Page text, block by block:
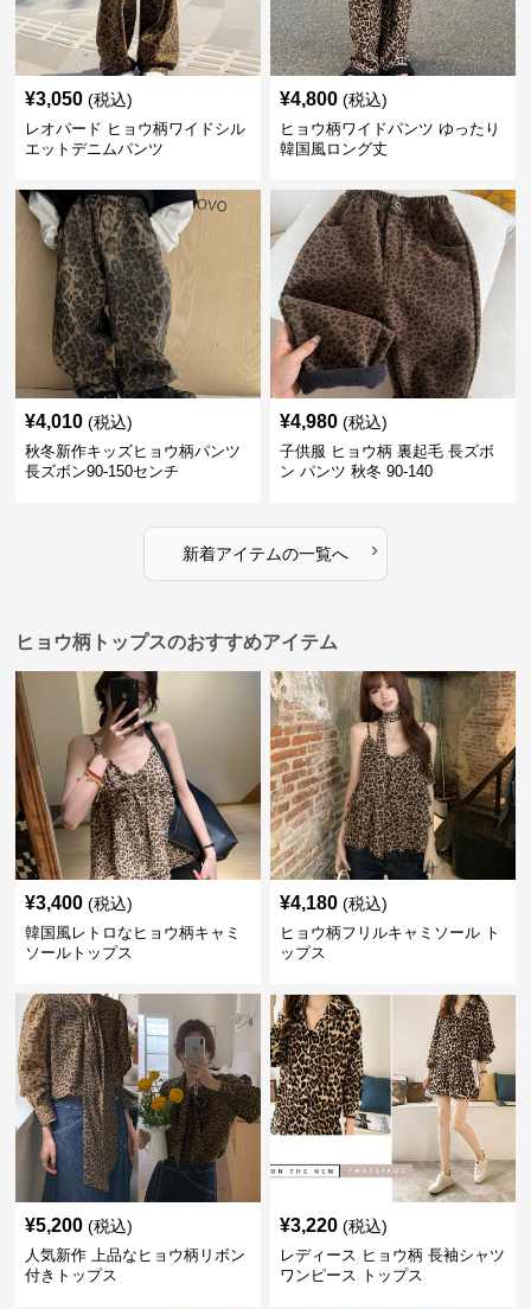
¥3,050 (税込)
レオパード ヒョウ柄ワイドシル
エットデニムパンツ
¥4,800 (税込)
ヒョウ柄ワイドパンツ ゆったり
韓国風ロング丈
¥4,010 (税込)
秋冬新作キッズヒョウ柄パンツ
長ズボン90-150センチ
¥4,980 (税込)
子供服 ヒョウ柄 裏起毛 長ズボ
ン パンツ 秋冬 90-140
新着アイテムの一覧へ ›
ヒョウ柄トップスのおすすめアイテム
¥3,400 (税込)
韓国風レトロなヒョウ柄キャミ
ソールトップス
¥4,180 (税込)
ヒョウ柄フリルキャミソール ト
ップス
¥5,200 (税込)
人気新作 上品なヒョウ柄リボン
付きトップス
¥3,220 (税込)
レディース ヒョウ柄 長袖シャツ
ワンピース トップス